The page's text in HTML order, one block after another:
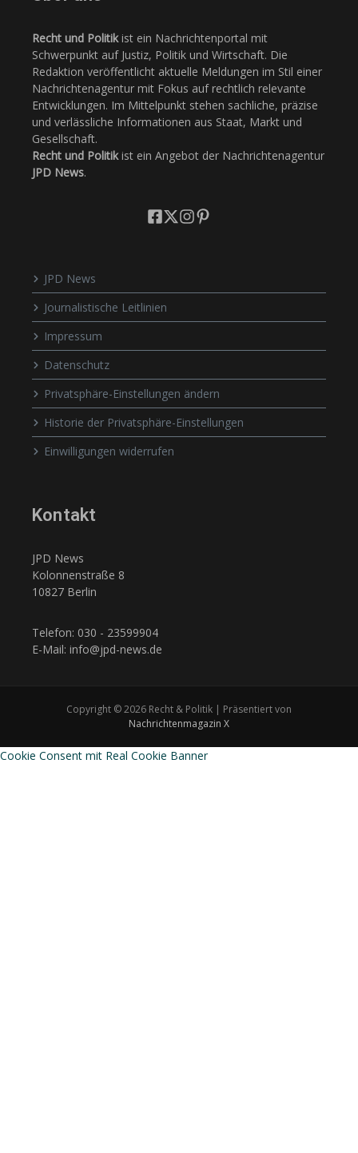
Recht und Politikist ein Nachrichtenportal mit
Schwerpunkt auf Justiz, Politik und Wirtschaft. Die
Redaktion veröffentlicht aktuelle Meldungen im Stil einer
Nachrichtenagentur mit Fokus auf rechtlich relevante
Entwicklungen. Im Mittelpunkt stehen sachliche, präzise
und verlässliche Informationen aus Staat, Markt und
Gesellschaft.
Recht und Politikist ein Angebot der Nachrichtenagentur
JPD News.
JPD News
Journalistische Leitlinien
Impressum
Datenschutz
Privatsphäre-Einstellungen ändern
Historie der Privatsphäre-Einstellungen
Einwilligungen widerrufen
Kontakt
JPD News
Kolonnenstraße 8
10827 Berlin
Telefon: 030 - 23599904
E-Mail: info@jpd-news.de
Copyright © 2026 Recht & Politik | Präsentiert von
Nachrichtenmagazin X
Cookie Consent mit Real Cookie Banner